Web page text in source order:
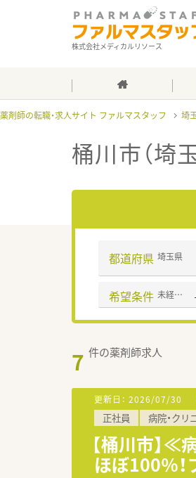
株式会社メディカルリソース
薬剤師の転職・求人サイト ファルマスタッフ 埼
桶川市（埼
都道府県 埼玉県
希望条件 未経験可
7 件の薬剤師求人
更新日： 2026/07/30
正社員 病院・クリ
【桶川市】
ほぼ100％